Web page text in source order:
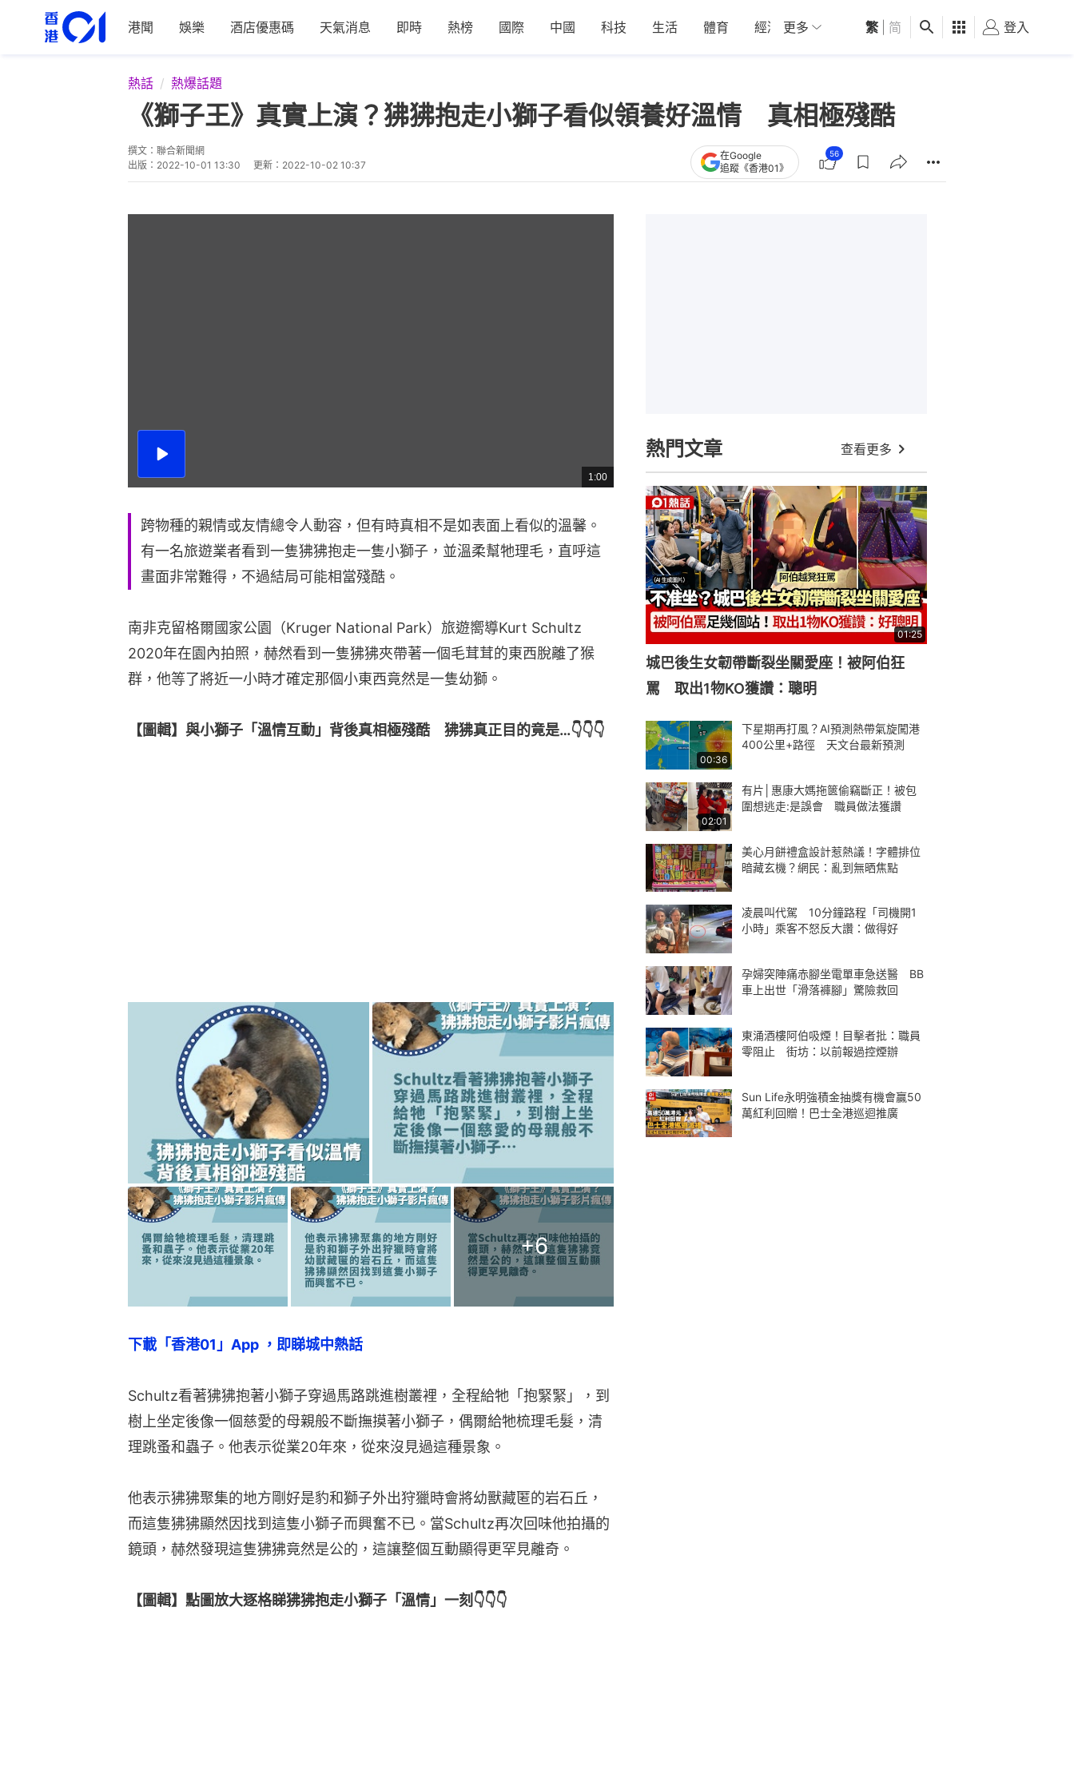
港聞 娛樂 酒店優惠碼 天氣消息 即時 熱榜 國際 中國 科技 生活 體育 經濟 01深圳 觀點 健康 好食玩飛
更多 繁 简 登入
熱話 熱爆話題
《獅子王》真實上演？狒狒抱走小獅子看似領養好溫情 真相極殘酷
撰文： 聯合新聞網
出版： 2022-10-01 13:30 更新： 2022-10-02 10:37
在Google
追蹤《香港01》
56
播
總
共
1:00
跨物種的親情或友情總令人動容，但有時真相不是如表面上看似的溫馨。
有一名旅遊業者看到一隻狒狒抱走一隻小獅子，並溫柔幫牠理毛，直呼這
畫面非常難得，不過結局可能相當殘酷。
南非克留格爾國家公園（Kruger National Park）旅遊嚮導Kurt Schultz
2020年在園內拍照，赫然看到一隻狒狒夾帶著一個毛茸茸的東西脫離了猴
群，他等了將近一小時才確定那個小東西竟然是一隻幼獅。
【圖輯】與小獅子「溫情互動」背後真相極殘酷　狒狒真正目的竟是…👇👇👇
+6
下載「香港01」App ，即睇城中熱話
Schultz看著狒狒抱著小獅子穿過馬路跳進樹叢裡，全程給牠「抱緊緊」，到
樹上坐定後像一個慈愛的母親般不斷撫摸著小獅子，偶爾給牠梳理毛髮，清
理跳蚤和蟲子。他表示從業20年來，從來沒見過這種景象。
他表示狒狒聚集的地方剛好是豹和獅子外出狩獵時會將幼獸藏匿的岩石丘，
而這隻狒狒顯然因找到這隻小獅子而興奮不已。當Schultz再次回味他拍攝的
鏡頭，赫然發現這隻狒狒竟然是公的，這讓整個互動顯得更罕見離奇。
【圖輯】點圖放大逐格睇狒狒抱走小獅子「溫情」一刻👇👇👇
熱門文章 查看更多
01:25
城巴後生女韌帶斷裂坐關愛座！被阿伯狂
罵 取出1物KO獲讚：聰明
00:36
下星期再打風？AI預測熱帶氣旋闖港
400公里+路徑 天文台最新預測
02:01
有片│惠康大媽拖篋偷竊斷正！被包
圍想逃走:是誤會 職員做法獲讚
美心月餅禮盒設計惹熱議！字體排位
暗藏玄機？網民：亂到無晒焦點
凌晨叫代駕 10分鐘路程「司機開1
小時」乘客不怒反大讚：做得好
孕婦突陣痛赤腳坐電單車急送醫 BB
車上出世「滑落褲腳」驚險救回
東涌酒樓阿伯吸煙！目擊者批：職員
零阻止 街坊：以前報過控煙辦
Sun Life永明強積金抽獎有機會贏50
萬紅利回贈！巴士全港巡迴推廣